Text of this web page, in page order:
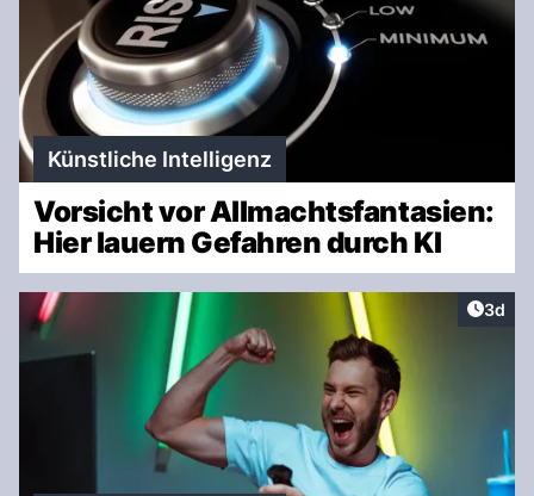
Künstliche Intelligenz
Vorsicht vor Allmachtsfantasien:
Hier lauern Gefahren durch KI
3d